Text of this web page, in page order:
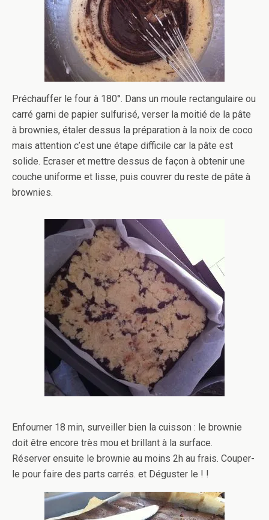
Préchauffer le four à 180°. Dans un moule rectangulaire ou
carré garni de papier sulfurisé, verser la moitié de la pâte
à brownies, étaler dessus la préparation à la noix de coco
mais attention c’est une étape difficile car la pâte est
solide. Ecraser et mettre dessus de façon à obtenir une
couche uniforme et lisse, puis couvrer du reste de pâte à
brownies.
Enfourner 18 min, surveiller bien la cuisson : le brownie
doit être encore très mou et brillant à la surface.
Réserver ensuite le brownie au moins 2h au frais. Couper-
le pour faire des parts carrés. et Déguster le ! !